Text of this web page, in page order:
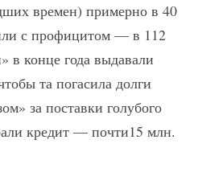
времен) примерно в 40
с профицитом — в 112
в конце года выдавали
та погасила долги
за поставки голубого
кредит — почти15 млн.